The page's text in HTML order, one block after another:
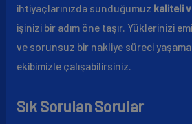
ihtiyaçlarınızda sunduğumuz kaliteli
işinizi bir adım öne taşır. Yüklerinizi
ve sorunsuz bir nakliye süreci
ekibimizle çalışabilirsiniz.
Sık Sorulan Sorular